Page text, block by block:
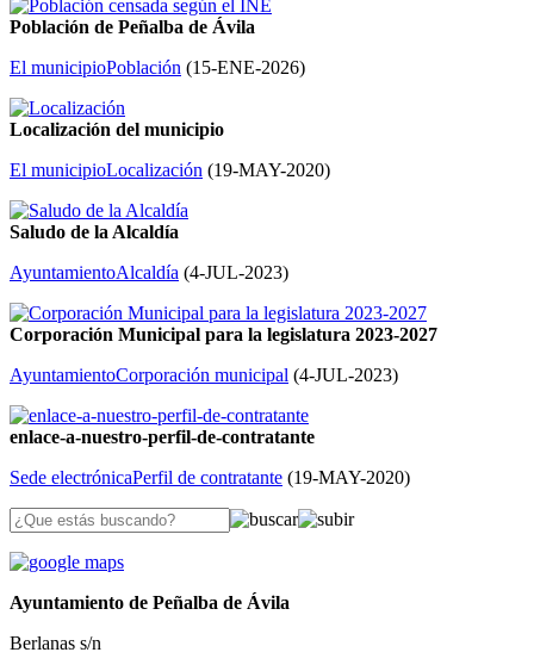
Población de Peñalba de Ávila
El municipioPoblación (15-ENE-2026)
Localización del municipio
El municipioLocalización (19-MAY-2020)
Saludo de la Alcaldía
AyuntamientoAlcaldía (4-JUL-2023)
Corporación Municipal para la legislatura 2023-2027
AyuntamientoCorporación municipal (4-JUL-2023)
enlace-a-nuestro-perfil-de-contratante
Sede electrónicaPerfil de contratante (19-MAY-2020)
Ayuntamiento de Peñalba de Ávila
Berlanas s/n